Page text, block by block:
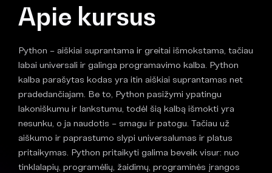
Apie kursus
Python – aiškiai suprantama ir greitai išmokstama, tačiau
labai universali ir galinga programavimo kalba. Python
kalba parašytas kodas yra itin aiškiai suprantamas net
pradedančiajam. Be to, Python pasižymi ypatingu
lakoniškumu ir lankstumu, todėl šią kalbą išmokti yra
nesunku, o ja naudotis – smagu ir patogu. Tačiau už
aiškumo ir paprastumo slypi universalumas ir platus
pritaikymas. Python pritaikyti galima beveik visur: nuo
tinklalapių, programėlių, žaidimų, programinės įrangos